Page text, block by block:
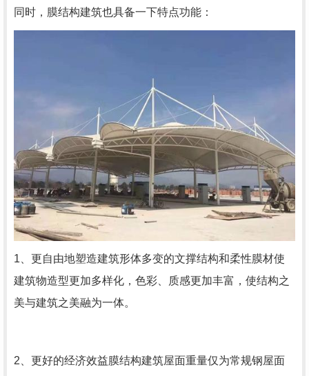
同时，膜结构建筑也具备一下特点功能：
1、更自由地塑造建筑形体多变的文撑结构和柔性膜材使
建筑物造型更加多样化，色彩、质感更加丰富，使结构之
美与建筑之美融为一体。
2、更好的经济效益膜结构建筑屋面重量仅为常规钢屋面